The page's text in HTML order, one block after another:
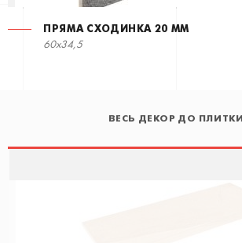
ПРЯМА СХОДИНКА 20 ММ
60x34,5
ВЕСЬ ДЕКОР ДО ПЛИТКИ